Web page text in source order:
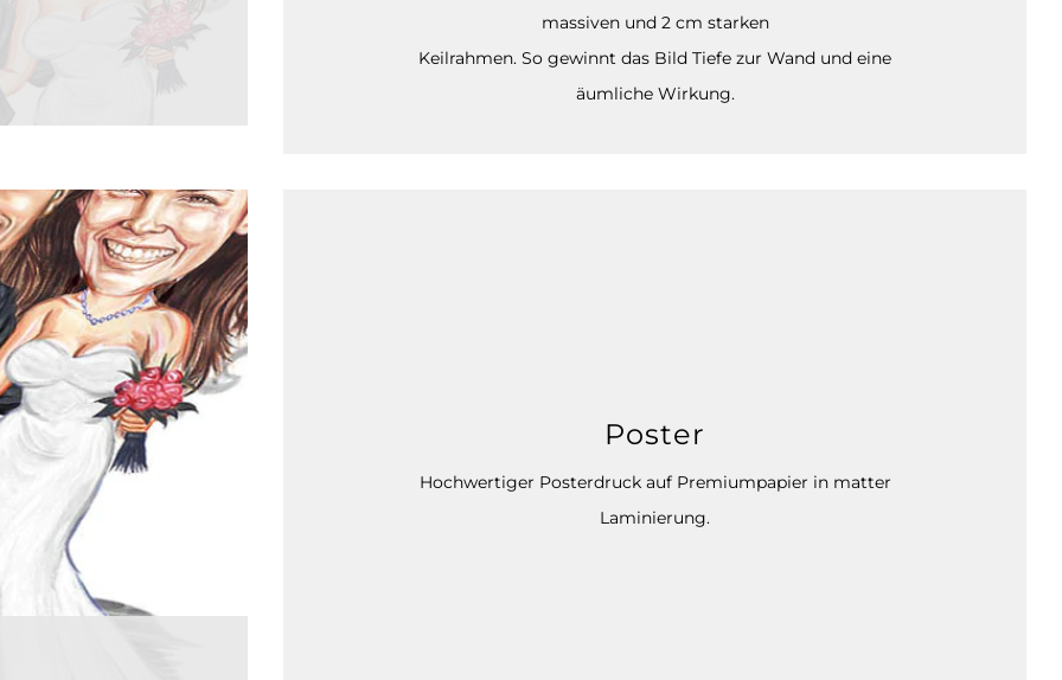
massiven und 2 cm starken
Keilrahmen. So gewinnt das Bild Tiefe zur Wand und eine
äumliche Wirkung.
Poster
Hochwertiger Posterdruck auf Premiumpapier in matter
Laminierung.